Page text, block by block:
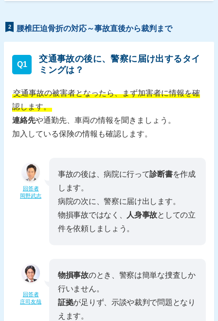
2 腰椎圧迫骨折の対応～事故直後から裁判まで
Q1
交通事故の後に、警察に届け出するタイ
ミングは？
交通事故の被害者となったら、まず加害者に情報を確
認します。
連絡先や通勤先、車両の情報を聞きましょう。
加入している保険の情報も確認します。
回答者
岡野武志
事故の後は、病院に行って診断書を作成
します。
病院の次に、警察に届け出します。
物損事故ではなく、
人身事故としての立
件を依頼しましょう。
回答者
庄司友哉
物損事故のとき、警察は簡単な捜査しか
行いません。
証拠が足りず、示談や裁判で問題となり
えます。